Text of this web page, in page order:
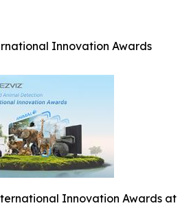
Innovation Awards
Innovation Awards at